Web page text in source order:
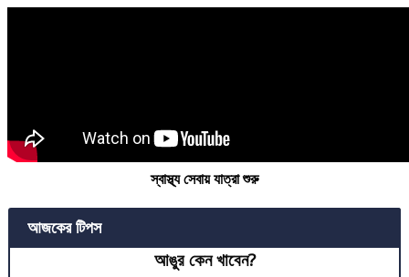
স্বাস্থ্য সেবায় যাত্রা শুরু
আজকের টিপস
আঙুর কেন খাবেন?